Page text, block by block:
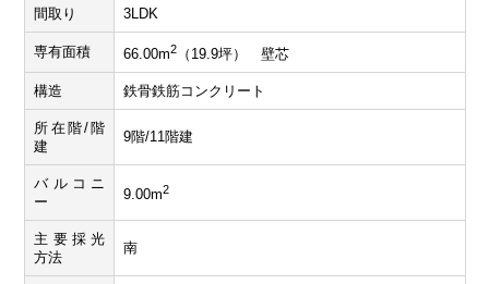
間取り 3LDK
専有面積 66.00m2 （19.9坪） 壁芯
構造 鉄骨鉄筋コンクリート
所在階/階
建
9階/11階建
バルコニ
ー
9.00m2
主要採光
方法
南